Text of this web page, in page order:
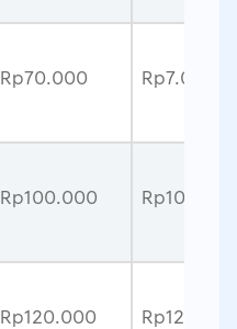
Rp70.000 Rp7.000
Rp100.000 Rp10.000
Rp120.000 Rp12.000